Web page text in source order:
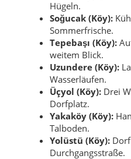
Hügeln.
Soğucak (Köy):
Sommerfrische.
Tepebaşı (Köy):
weitem Blick.
Uzundere (Köy):
Wasserläufen.
Üçyol (Köy): Drei
Dorfplatz.
Yakaköy (Köy):
Talboden.
Yolüstü (Köy):
Durchgangsstraße.